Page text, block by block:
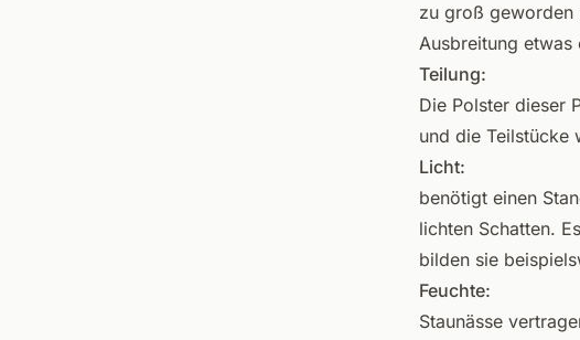
zu groß geworden
Ausbreitung etwas
Teilung:
Die Polster dieser
und die Teilstücke
Licht:
benötigt einen
lichten Schatten.
bilden sie
Feuchte:
Staunässe